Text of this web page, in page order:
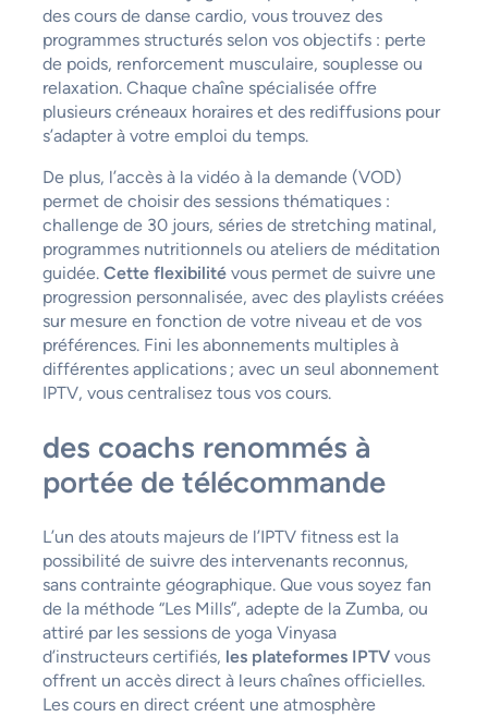
des cours de danse cardio, vous trouvez des
programmes structurés selon vos objectifs : perte
de poids, renforcement musculaire, souplesse ou
relaxation. Chaque chaîne spécialisée offre
plusieurs créneaux horaires et des rediffusions pour
s’adapter à votre emploi du temps.
De plus, l’accès à la vidéo à la demande (VOD)
permet de choisir des sessions thématiques :
challenge de 30 jours, séries de stretching matinal,
programmes nutritionnels ou ateliers de méditation
guidée. Cette flexibilitévous permet de suivre une
progression personnalisée, avec des playlists créées
sur mesure en fonction de votre niveau et de vos
préférences. Fini les abonnements multiples à
différentes applications ; avec un seul abonnement
IPTV, vous centralisez tous vos cours.
des coachs renommés à
portée de télécommande
L’un des atouts majeurs de l’IPTV fitness est la
possibilité de suivre des intervenants reconnus,
sans contrainte géographique. Que vous soyez fan
de la méthode “Les Mills”, adepte de la Zumba, ou
attiré par les sessions de yoga Vinyasa
d’instructeurs certifiés, les plateformes IPTVvous
offrent un accès direct à leurs chaînes officielles.
Les cours en direct créent une atmosphère